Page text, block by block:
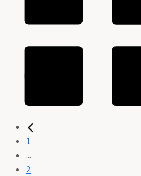
1
...
2